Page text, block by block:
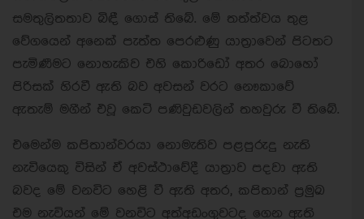
සමතුලිතතාව බිඳී ගොස් තිබේ. මේ තත්ත්වය තුළ
වේගයෙන් අනෙක් පැත්ත පෙරළුණු යාත්‍රාවෙන් පිටතට
පැමිණීමට නොහැකිව එහි කොරිඩෝ අතර බොහෝ
පිරිසක් හිරවී ඇති බව අවසන් වරට නෞකාවේ
ඇතැම් මගීන් එවූ කෙටි පණිවුඩවලින් තහවුරු වී තිබේ.
එමෙන්ම කපිතාන්වරයා නොමැතිව පළපුරුදු නැති
නැවියෙකු විසින් ඒ අවස්ථාවේදී යාත්‍රාව පදවා ඇති
බවද මේ වනවිට හෙළි වී ඇති අතර, කපිතාන් ප්‍රමුඛ
එම නැවියන් මේ වනවිට අත්අඩංගුවටද ගෙන ඇති